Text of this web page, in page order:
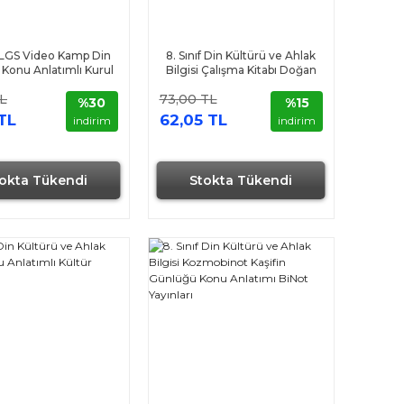
Tükendi
LGS Video Kamp Din
Anlatımlı Kurul
%30
indirim
Stokta Tükendi
8. Sınıf Din Kültürü ve Ahlak
Bilgisi Çalışma Kitabı Doğan
73,00 TL
62,05 TL
%15
indirim